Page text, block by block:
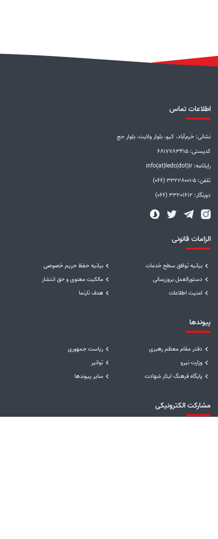
اطلاعات تماس
نشانی: خرم‌آباد، کیو، بلوار ولایت، بلوار حج
کدپستی: 6817783415
رایانامه: info(at)ledc(dot)ir
تلفن: 5-33228001 (066)
دورنگار: 33201612 (066)
الزامات قانونی
بیانیه توافق سطح خدمات
بیانیه حفظ حریم خصوصی
دستورالعمل بروزرسانی
مالکیت معنوی و حق انتشار
امنیت اطلاعات
هدف تارنما
پیوندها
دفتر مقام معظم رهبری
ریاست جمهوری
وزارت نیرو
توانیر
پایگاه فرهنگ ایثار شهادت
سایر پیوندها
مشارکت الکترونیکی